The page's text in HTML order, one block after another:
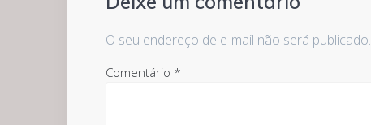
O seu endereço de e-mail não será publicado.
Comentário *